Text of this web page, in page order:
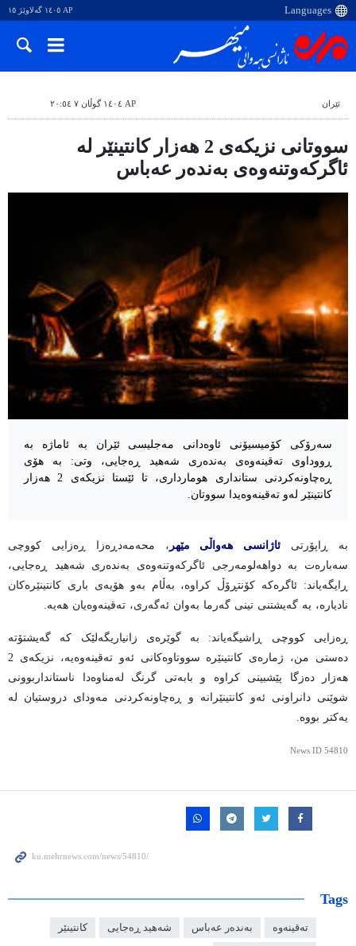
AP ١٤٠٥ گەلاوێژ ١٥
ئێران AP ١٤٠٤ گوڵان ٧ ٢٠:٥٤
سووتانی نزیکەی 2 هەزار کانتینێر لە
ئاگرکەوتنەوەی بەندەر عەباس
سەرۆکی کۆمیسیۆنی ئاوەدانی مەجلیسی ئێران بە ئاماژە بە
ڕووداوی تەقینەوەی بەندەری شەهید ڕەجایی، وتی: بە هۆی
ڕەچاونەکردنی ستانداری هومارداری، تا ئێستا نزیکەی 2 هەزار
کانتینێر لەو تەقینەوەیدا سووتان.
بە ڕاپۆرتی ئاژانسی هەواڵی مێهر ، محەمەدڕەزا ڕەزایی کووچی
سەبارەت بە دواهەلومەرجی ئاگرکەوتنەوەی بەندەری شەهید ڕەجایی،
ڕایگەیاند: ئاگرەکە کۆنتڕۆڵ کراوە، بەڵام بەو هۆیەی باری کانتینێرەکان
نادیارە، بە گەیشتنی تینی گەرما بەوان ئەگەری، تەقینەوەیان هەیە.
ڕەزایی کووچی ڕاشیگەیاند: بە گوێرەی زانیاریگەلێک کە گەیشتۆتە
دەستی من، ژمارەی کانتینێرە سووتاوەکانی ئەو تەقینەوەیە، نزیکەی 2
هەزار دەزگا پێشبینی کراوە و بابەتی گرنگ لەمناوەدا ناستانداربوونی
شوێنی دانراونی ئەو کانتینێرانە و ڕەچاونەکردنی مەودای دروستیان لە
یەکتر بووە.
News ID 54810
Tags
تەقینەوە بەندەر عەباس شەهید ڕەجایی کانتینێر